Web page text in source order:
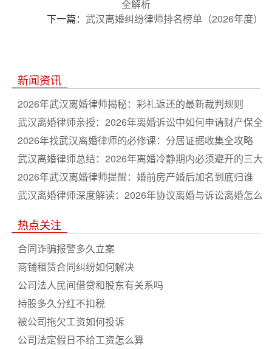
全解析
武汉离婚纠纷律师排名榜单（2026年度）
下一篇：
新闻资讯
2026年武汉离婚律师揭秘：彩礼返还的最新裁判规则
武汉离婚律师亲授：2026年离婚诉讼中如何申请财产保全
2026年找武汉离婚律师的必修课：分居证据收集全攻略
武汉离婚律师总结：2026年离婚冷静期内必须避开的三大
坑
2026年武汉离婚律师提醒：婚前房产婚后加名到底归谁
武汉离婚律师深度解读：2026年协议离婚与诉讼离婚怎么
热点关注
合同诈骗报警多久立案
商铺租赁合同纠纷如何解决
公司法人民间借贷和股东有关系吗
持股多久分红不扣税
被公司拖欠工资如何投诉
公司法定假日不给工资怎么算